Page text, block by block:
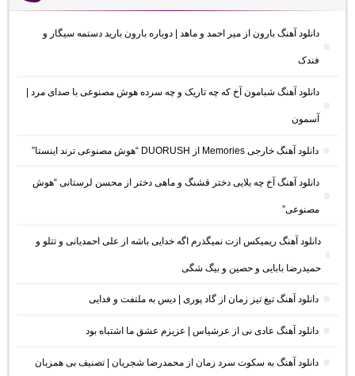
دانلود آهنگ بارون از میر احمد و ماهد | دوباره بارون بارید دستمه سیگار و
فندک
دانلود آهنگ شبامون آخ که چه تاریک و چه سرده هوش مصنوعی با صدای مرد |
آسمون
دانلود آهنگ خارجی Memories از DUORUSH “هوش مصنوعی ترند اینستا”
دانلود آهنگ آخ چه بلایی دختر قشنگ و ماهی دختر از محسن لرستانی “هوش
مصنوعی”
دانلود آهنگ ریمیکس ازت نمیگذرم اگه خدایی باشه از علی احمدیانی و تتلو و
حمیدرضا بابایی و حصین و بیگ شگی
دانلود آهنگ تیغ تیز زمان از گاد پوری | دیس به ملتفت و فدایی
دانلود آهنگ عادی نی از عرشیاس | عزیزم عشق ما اشتباه بود
دانلود آهنگ به سکوت سرد زمان از محمدرضا شجریان | تصنیف بی همزبان